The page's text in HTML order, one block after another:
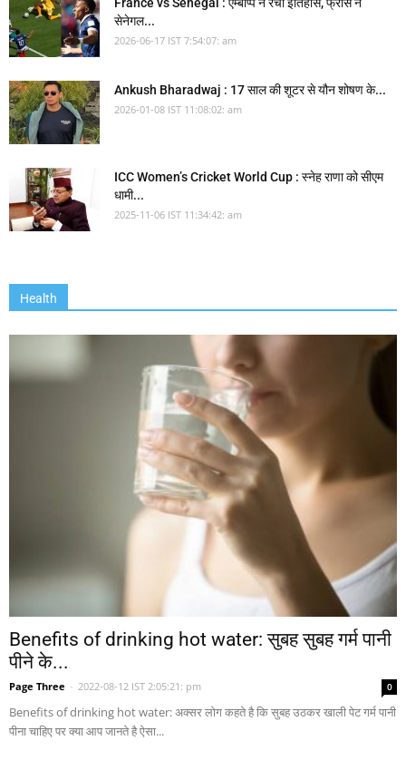
France vs Senegal : एम्बाप्पे ने रचा इतिहास, फ्रांस ने
सेनेगल...
2026-06-17 IST 7:54:07: am
Ankush Bharadwaj : 17 साल की शूटर से यौन शोषण के...
2026-01-08 IST 11:08:02: am
ICC Women’s Cricket World Cup : स्नेह राणा को सीएम
धामी...
2025-11-06 IST 11:34:42: am
Health
Benefits of drinking hot water: सुबह सुबह गर्म पानी
पीने के...
Page Three - 2022-08-12 IST 2:05:21: pm 0
Benefits of drinking hot water: अक्सर लोग कहते है कि सुबह उठकर खाली पेट गर्म पानी
पीना चाहिए पर क्या आप जानते है ऐसा...